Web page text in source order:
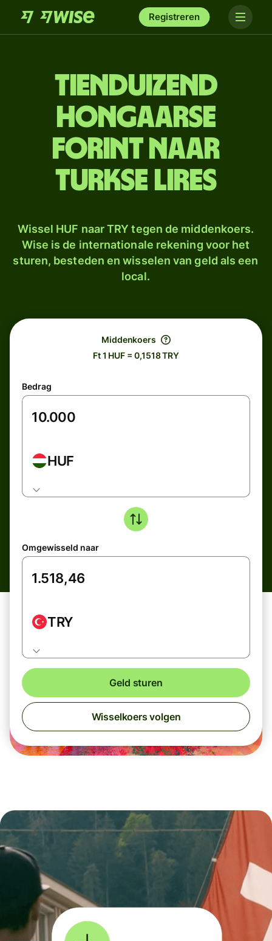
Registreren
tien­duizend
Hongaarse
forint naar
Turkse lires
Wissel HUF naar TRY tegen de middenkoers.
Wise is de internationale rekening voor het
sturen, besteden en wisselen van geld als een
local.
Middenkoers
Ft 1 HUF = 0,1518 TRY
Bedrag
HUF
Omgewisseld naar
TRY
Geld sturen
Wisselkoers volgen